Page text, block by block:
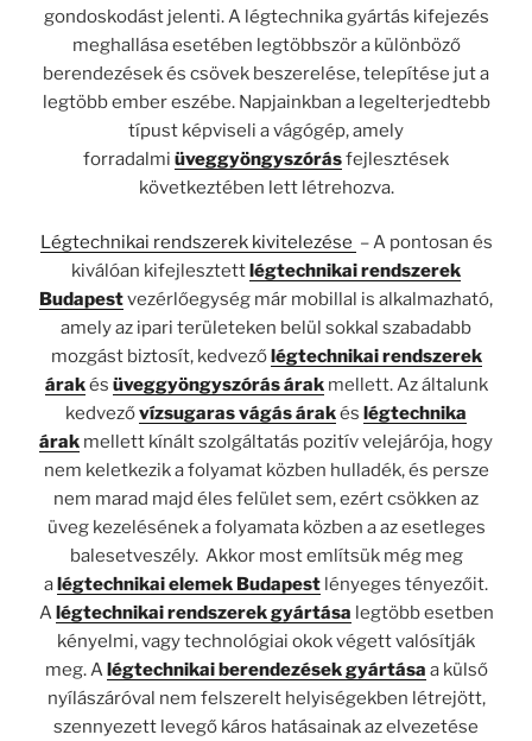
gondoskodást jelenti. A légtechnika gyártás kifejezés
meghallása esetében legtöbbször a különböző
berendezések és csövek beszerelése, telepítése jut a
legtöbb ember eszébe. Napjainkban a legelterjedtebb
típust képviseli a vágógép, amely
forradalmi üveggyöngyszórásfejlesztések
következtében lett létrehozva.
Légtechnikai rendszerek kivitelezése – A pontosan és
kiválóan kifejlesztett légtechnikai rendszerek
Budapestvezérlőegység már mobillal is alkalmazható,
amely az ipari területeken belül sokkal szabadabb
mozgást biztosít, kedvező légtechnikai rendszerek
árakés üveggyöngyszórás árakmellett. Az általunk
kedvezővízsugaras vágás árakés légtechnika
árak mellett kínált szolgáltatás pozitív velejárója, hogy
nem keletkezik a folyamat közben hulladék, és persze
nem marad majd éles felület sem, ezért csökken az
üveg kezelésének a folyamata közben a az esetleges
balesetveszély. Akkor most említsük még meg
a légtechnikai elemek Budapest lényeges tényezőit.
A légtechnikai rendszerek gyártása legtöbb esetben
kényelmi, vagy technológiai okok végett valósítják
meg. A légtechnikai berendezések gyártása a külső
nyílászáróval nem felszerelt helyiségekben létrejött,
szennyezett levegő káros hatásainak az elvezetése